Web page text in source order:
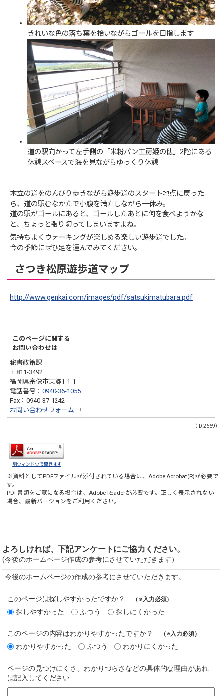
きれいな色の落ち葉を拾いながらゴールを目指します
道の駅向かって左手側の「米粉パン工房姫の穂」2階にある
休憩スペースで海を見ながらゆっくり休憩
木立の道をのんびり歩きながら遊歩道のスタート地点に戻った
ら、道の駅むなかたで小腹を満たしながら一休み。
道の駅がゴールにあると、ゴールしたあとに何を食べようかな
と、ちょっと張り切ってしまいますよね。
気持ちよくウォーキングが楽しめる楽しい遊歩道でした。
今の季節にぜひ足を運んでみてください。
さつき松原遊歩道マップ
http://www.genkai.com/images/pdf/satsukimatubara.pdf
このページに関する
お問い合わせは
秘書政策課
〒811-3492
福岡県宗像市東郷1-1-1
電話番号：0940-36-1055
Fax：0940-37-1242
お問い合わせフォーム
（ID:2669）
別ウィンドウで開きます
※資料としてPDFファイルが添付されている場合は、 Adobe Acrobat(R)が必要で
す。
PDF書類をご覧になる場合は、 Adobe Readerが必要です。正しく表示されない
場合、最新バージョンをご利用ください。